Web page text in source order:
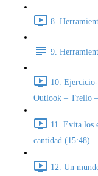
8.
9.
10.
Outlook – Trello
11. Evita los
cantidad (15:48)
12. Un